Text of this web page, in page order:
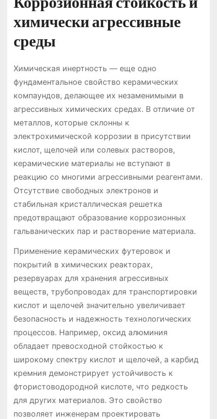
химически агрессивные
среды
Химическая инертность — еще одно
фундаментальное свойство керамических
компаундов, делающее их незаменимыми в
агрессивных химических средах. В отличие от
металлов, которые склонны к
электрохимической коррозии в присутствии
кислот, щелочей или солевых растворов,
керамические материалы не вступают в
реакцию со многими агрессивными реагентами.
Отсутствие свободных электронов и
стабильная кристаллическая решетка
предотвращают образование коррозионных
гальванических пар и растворение материала.
Применение керамических футеровок и
покрытий в химических реакторах,
резервуарах для хранения агрессивных
веществ, трубопроводах для транспортировки
кислот и щелочей значительно увеличивает
безопасность и надежность технологических
процессов. Например, оксид алюминия
обладает превосходной стойкостью к
широкому спектру кислот и щелочей, а карбид
кремния демонстрирует устойчивость к
фтористоводородной кислоте, что редкость
для других материалов. Это свойство
позволяет инженерам проектировать